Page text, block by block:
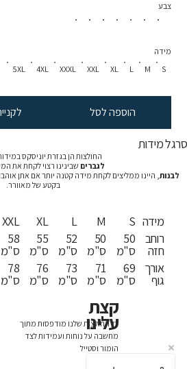
צבע
S
M
L
XL
XXL
XXXL
4XL
5XL
מידה
הוספה לסל
סרגל מידות
החולצות הן בגזרת יוניסקס
לגברים שבינינו רצוי לקחת את
לבנות, היינו ממליצים לקחת מידה קטנה יותר אם אתן
בקטע של מאוורר.
XXL
58
ס"מ
78
ס"מ
XL
55
ס"מ
76
ס"מ
L
52
ס"מ
73
ס"מ
M
50
ס"מ
71
ס"מ
S
50
ס"מ
69
ס"מ
מידה
רוחב
חזה
אורך
גוף
כל החולצות שלנו מודפסות מתוך
מחשבה על נוחות ועמידות לצד
הומור וסטייל
קצת
עלינו